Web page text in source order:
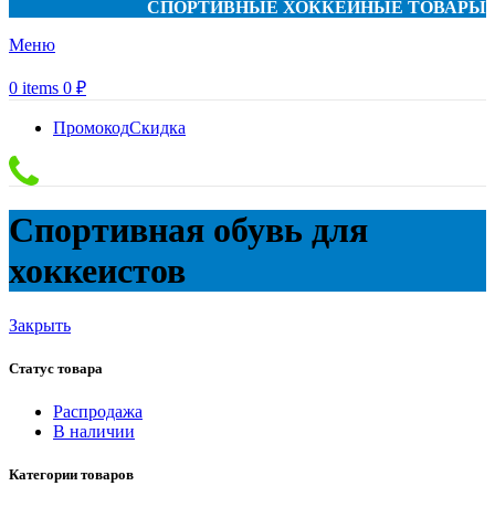
СПОРТИВНЫЕ ХОККЕЙНЫЕ ТОВАРЫ
Меню
0 items 0 ₽
ПромокодСкидка
Спортивная обувь для
хоккеистов
Закрыть
Статус товара
Распродажа
В наличии
Категории товаров